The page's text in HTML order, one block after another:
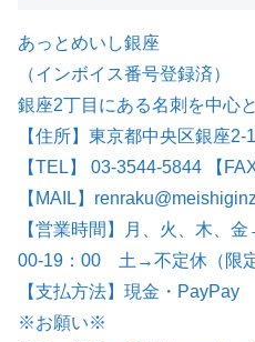
あっとめいし銀座
（インボイス番号登録済）
銀座2丁目にある名刺を中心
【住所】東京都中央区銀座
【TEL】 03-3544-5844 【
【MAIL】
【営業時間】月、火、木、
00-19：00 土→不定休（限定
【支払方法】現金・PayPay
※お願い※